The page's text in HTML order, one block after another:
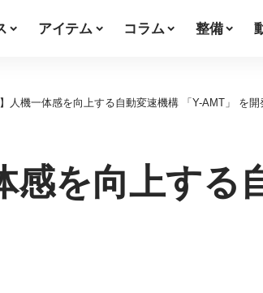
アイテム コラム 整備
】人機一体感を向上する自動変速機構 「Y-AMT」 を開
感を向上する